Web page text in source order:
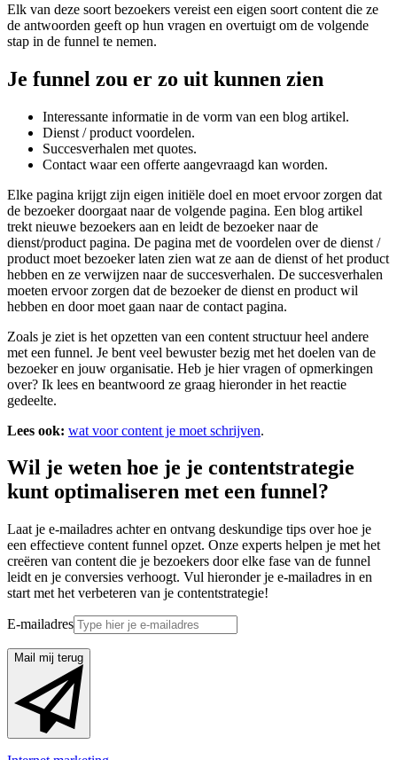
Elk van deze soort bezoekers vereist een eigen soort content die ze
de antwoorden geeft op hun vragen en overtuigt om de volgende
stap in de funnel te nemen.
Je funnel zou er zo uit kunnen zien
Interessante informatie in de vorm van een blog artikel.
Dienst / product voordelen.
Succesverhalen met quotes.
Contact waar een offerte aangevraagd kan worden.
Elke pagina krijgt zijn eigen initiële doel en moet ervoor zorgen dat
de bezoeker doorgaat naar de volgende pagina. Een blog artikel
trekt nieuwe bezoekers aan en leidt de bezoeker naar de
dienst/product pagina. De pagina met de voordelen over de dienst /
product moet bezoeker laten zien wat ze aan de dienst of het product
hebben en ze verwijzen naar de succesverhalen. De succesverhalen
moeten ervoor zorgen dat de bezoeker de dienst en product wil
hebben en door moet gaan naar de contact pagina.
Zoals je ziet is het opzetten van een content structuur heel andere
met een funnel. Je bent veel bewuster bezig met het doelen van de
bezoeker en jouw organisatie. Heb je hier vragen of opmerkingen
over? Ik lees en beantwoord ze graag hieronder in het reactie
gedeelte.
Lees ook: wat voor content je moet schrijven.
Wil je weten hoe je je contentstrategie
kunt optimaliseren met een funnel?
Laat je e-mailadres achter en ontvang deskundige tips over hoe je
een effectieve content funnel opzet. Onze experts helpen je met het
creëren van content die je bezoekers door elke fase van de funnel
leidt en je conversies verhoogt. Vul hieronder je e-mailadres in en
start met het verbeteren van je contentstrategie!
E-mailadres
Mail mij terug